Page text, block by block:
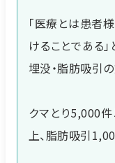
「医療とは患者
けることである
埋没・脂肪吸引の
クマとり5,000
上、脂肪吸引